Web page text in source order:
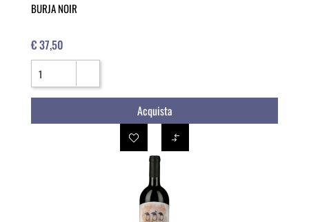
BURJA NOIR
€ 37,50
Quantità
Acquista